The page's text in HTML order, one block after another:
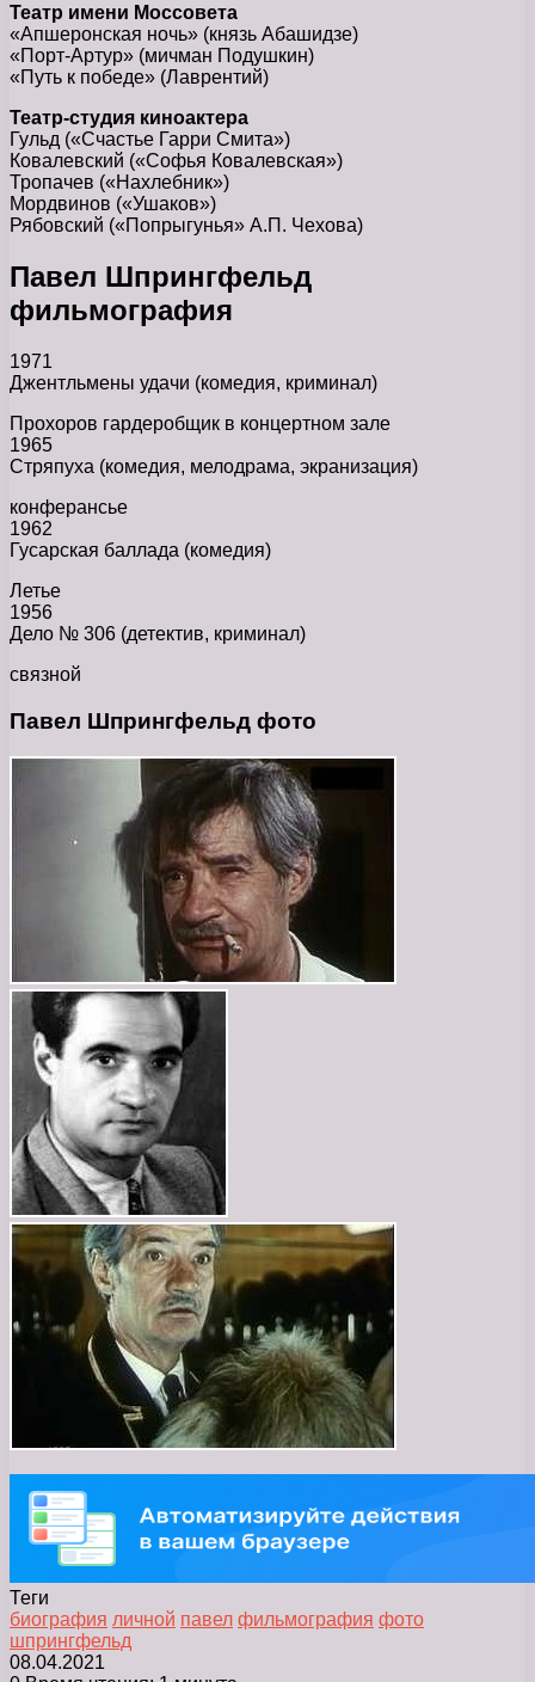
Театр имени Моссовета
«Апшеронская ночь» (князь Абашидзе)
«Порт-Артур» (мичман Подушкин)
«Путь к победе» (Лаврентий)
Театр-студия киноактера
Гульд («Счастье Гарри Смита»)
Ковалевский («Софья Ковалевская»)
Тропачев («Нахлебник»)
Мордвинов («Ушаков»)
Рябовский («Попрыгунья» А.П. Чехова)
Павел Шпрингфельд
фильмография
1971
Джентльмены удачи (комедия, криминал)
Прохоров гардеробщик в концертном зале
1965
Стряпуха (комедия, мелодрама, экранизация)
конферансье
1962
Гусарская баллада (комедия)
Летье
1956
Дело № 306 (детектив, криминал)
связной
Павел Шпрингфельд фото
Теги
биография личной павел фильмография фото
шпрингфельд
08.04.2021